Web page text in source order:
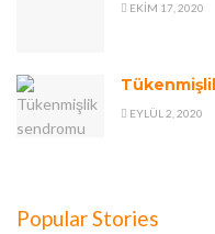
EKIM 17, 2020
EYLÜL 2, 2020
Popular Stories